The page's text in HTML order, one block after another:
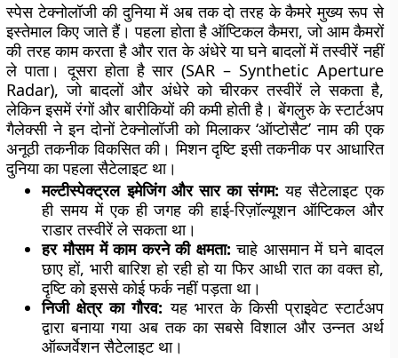
स्पेस टेक्नोलॉजी की दुनिया में अब तक दो तरह के कैमरे मुख्य रूप से
इस्तेमाल किए जाते हैं। पहला होता है ऑप्टिकल कैमरा, जो आम कैमरों
की तरह काम करता है और रात के अंधेरे या घने बादलों में तस्वीरें नहीं
ले पाता। दूसरा होता है सार (SAR – Synthetic Aperture
Radar), जो बादलों और अंधेरे को चीरकर तस्वीरें ले सकता है,
लेकिन इसमें रंगों और बारीकियों की कमी होती है। बेंगलुरु के स्टार्टअप
गैलेक्सी ने इन दोनों टेक्नोलॉजी को मिलाकर ‘ऑप्टोसैट’ नाम की एक
अनूठी तकनीक विकसित की। मिशन दृष्टि इसी तकनीक पर आधारित
दुनिया का पहला सैटेलाइट था।
मल्टीस्पेक्ट्रल इमेजिंग और सार का संगम: यह सैटेलाइट एक
ही समय में एक ही जगह की हाई-रिज़ॉल्यूशन ऑप्टिकल और
राडार तस्वीरें ले सकता था।
हर मौसम में काम करने की क्षमता: चाहे आसमान में घने बादल
छाए हों, भारी बारिश हो रही हो या फिर आधी रात का वक्त हो,
दृष्टि को इससे कोई फर्क नहीं पड़ता था।
निजी क्षेत्र का गौरव: यह भारत के किसी प्राइवेट स्टार्टअप
द्वारा बनाया गया अब तक का सबसे विशाल और उन्नत अर्थ
ऑब्जर्वेशन सैटेलाइट था।